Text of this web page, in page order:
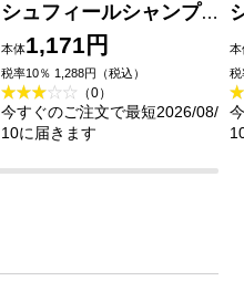
シュフィールシャンプ
ー つめかえ用 ３２０
ｍＬ 花王
本体1,171円
税率10％ 1,288円（税込）
（0）
今すぐのご注文で最短2026/08/
10に届きます
本
税